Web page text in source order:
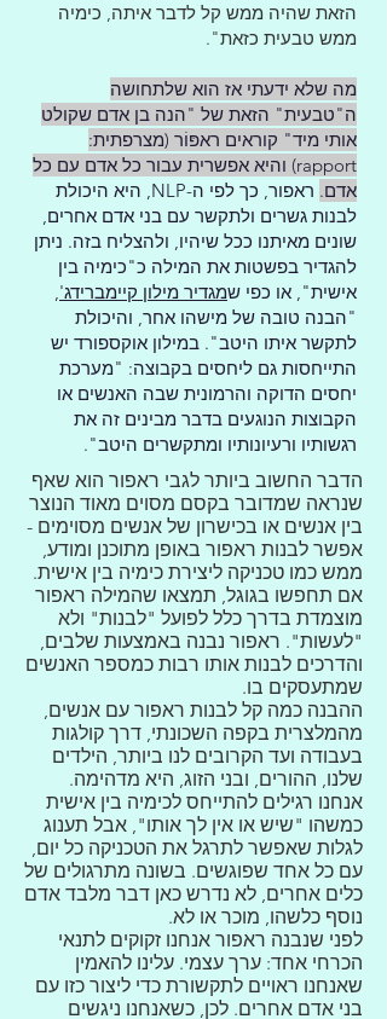
הזאת שהיה ממש קל לדבר איתה, כימיה
ממש טבעית כזאת".
מה שלא ידעתי אז הוא שלתחושה
ה"טבעית" הזאת של "הנה בן אדם שקולט
אותי מיד" קוראים ראפּוֹר (מצרפתית:
rapport) והיא אפשרית עבור כל אדם עם כל
אדם.
ראפור, כך לפי ה-NLP, היא היכולת
לבנות גשרים ולתקשר עם בני אדם אחרים,
שונים מאיתנו ככל שיהיו, ולהצליח בזה. ניתן
להגדיר בפשטות את המילה כ"כימיה בין
אישית", או כפי שמגדיר מילון קיימברידג',
"הבנה טובה של מישהו אחר, והיכולת
לתקשר איתו היטב". במילון אוקספורד יש
התייחסות גם ליחסים בקבוצה: "מערכת
יחסים הדוקה והרמונית שבה האנשים או
הקבוצות הנוגעים בדבר מבינים זה את
רגשותיו ורעיונותיו ומתקשרים היטב".
הדבר החשוב ביותר לגבי ראפור הוא שאף
שנראה שמדובר בקסם מסוים מאוד הנוצר
בין אנשים או בכישרון של אנשים מסוימים -
אפשר לבנות ראפור באופן מתוכנן ומודע,
ממש כמו טכניקה ליצירת כימיה בין אישית.
אם תחפשו בגוגל, תמצאו שהמילה ראפור
מוצמדת בדרך כלל לפועל "לבנות" ולא
"לעשות". ראפור נבנה באמצעות שלבים,
והדרכים לבנות אותו רבות כמספר האנשים
שמתעסקים בו.
ההבנה כמה קל לבנות ראפור עם אנשים,
מהמלצרית בקפה השכונתי, דרך קולגות
בעבודה ועד הקרובים לנו ביותר, הילדים
שלנו, ההורים, ובני הזוג, היא מדהימה.
אנחנו רגילים להתייחס לכימיה בין אישית
כמשהו "שיש או אין לך אותו", אבל תענוג
לגלות שאפשר לתרגל את הטכניקה כל יום,
עם כל אחד שפוגשים. בשונה מתרגולים של
כלים אחרים, לא נדרש כאן דבר מלבד אדם
נוסף כלשהו, מוכר או לא.
לפני שנבנה ראפור אנחנו זקוקים לתנאי
הכרחי אחד: ערך עצמי. עלינו להאמין
שאנחנו ראויים לתקשורת כדי ליצור כזו עם
בני אדם אחרים. לכן, כשאנחנו ניגשים